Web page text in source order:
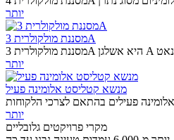
יותר
מסננת מולקולרית 3A
יותר
מנשא קטליסט אלומינה פעיל
יותר
מקרי פרויקטים גלובליים